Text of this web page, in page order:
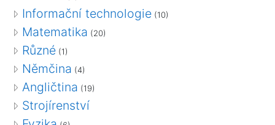
Informační technologie (10)
Matematika (20)
Různé (1)
Němčina (4)
Angličtina (19)
Strojírenství